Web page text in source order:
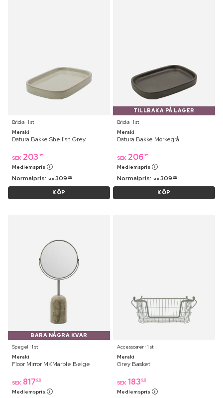
Bricka ⋅ 1 st
Meraki
Datura Bakke Shellish Grey
SEK 203 95
Medlemspris
Normalpris: SEK 309 95
KÖP
TILLBAKA PÅ LAGER
Bricka ⋅ 1 st
Meraki
Datura Bakke Mørkegrå
SEK 20695
Medlemspris
Normalpris: SEK 309 95
KÖP
BARA NÅGRA KVAR
Spegel ⋅ 1 st
Meraki
Floor Mirror MKMarble Beige
SEK 817 95
Medlemspris
Accessoarer ⋅ 1 st
Meraki
Grey Basket
SEK 183 95
Medlemspris